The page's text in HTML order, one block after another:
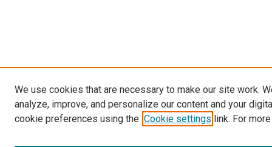
We use cookies that are necessary to make our site work.
analyze, improve, and personalize our content and your
cookie preferences using the Cookie settings link. For